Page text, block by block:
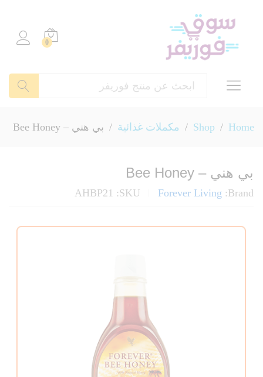
0
Home
/
Shop
/ مكملات غذائية / بي هني – Bee Honey
بي هني – Bee Honey
Brand:
Forever Living
SKU:
AHBP21